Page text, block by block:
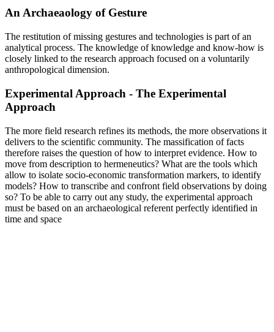
An Archaeaology of Gesture
The restitution of missing gestures and technologies is part of an
analytical process. The knowledge of knowledge and know-how is
closely linked to the research approach focused on a voluntarily
anthropological dimension.
Experimental Approach - The Experimental
Approach
The more field research refines its methods, the more observations it
delivers to the scientific community. The massification of facts
therefore raises the question of how to interpret evidence. How to
move from description to hermeneutics? What are the tools which
allow to isolate socio-economic transformation markers, to identify
models? How to transcribe and confront field observations by doing
so? To be able to carry out any study, the experimental approach
must be based on an archaeological referent perfectly identified in
time and space